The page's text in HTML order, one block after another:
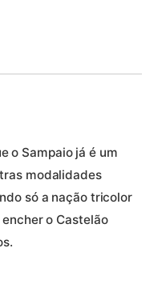
o Sampaio já é um
modalidades
só a nação tricolor
o Castelão